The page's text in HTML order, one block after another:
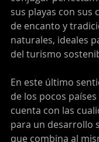
sus playas con sus
de encanto y
naturales, ideales
del turismo
En este último
de los pocos
cuenta con las
para un desarrollo
que combina al